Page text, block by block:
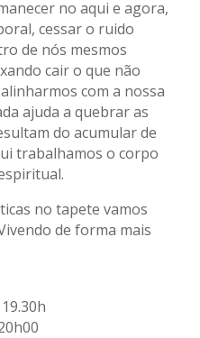
no aqui e agora,
cessar o ruido
de nós mesmos
cair o que não
com a nossa
ajuda a quebrar as
do acumular de
trabalhamos o corpo
no tapete vamos
de forma mais